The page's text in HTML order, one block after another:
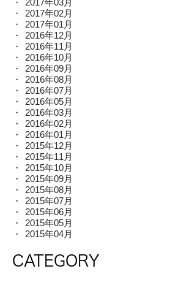
2017年03月
2017年02月
2017年01月
2016年12月
2016年11月
2016年10月
2016年09月
2016年08月
2016年07月
2016年05月
2016年03月
2016年02月
2016年01月
2015年12月
2015年11月
2015年10月
2015年09月
2015年08月
2015年07月
2015年06月
2015年05月
2015年04月
CATEGORY